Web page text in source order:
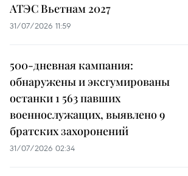
АТЭС Вьетнам 2027
31/07/2026 11:59
500-дневная кампания:
обнаружены и эксгумированы
останки 1 563 павших
военнослужащих, выявлено 9
братских захоронений
31/07/2026 02:34